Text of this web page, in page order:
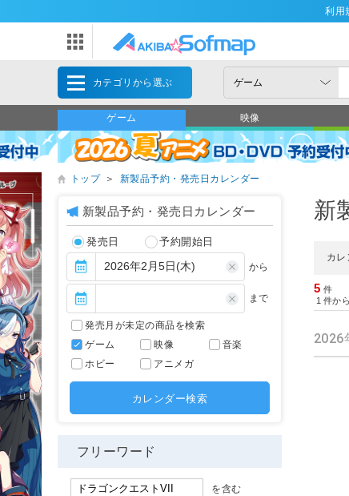
利用
カテゴリから選ぶ
ゲーム 映像
トップ ＞ 新製品予約・発売日カレンダー
新
カレ
5 件
1 件から
2026
新製品予約・発売日カレンダー
発売日 予約開始日
から
まで
発売月が未定の商品を検索
ゲーム
映像
音楽
ホビー
アニメガ
カレンダー検索
フリーワード
を含む